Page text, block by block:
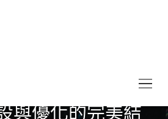
與優化的完美結